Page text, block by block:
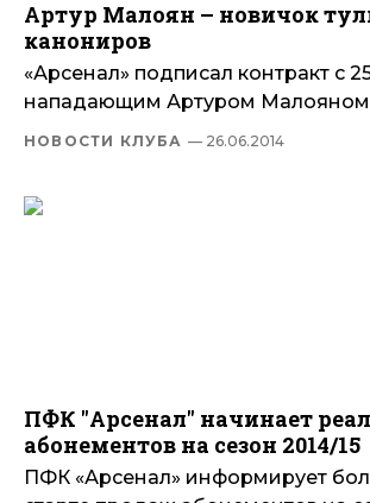
Артур Малоян – новичок
канониров
«Арсенал» подписал контракт с
нападающим Артуром
НОВОСТИ КЛУБА — 26.06.2014
ПФК "Арсенал" начинает
абонементов на сезон 2014/15
ПФК «Арсенал» информирует